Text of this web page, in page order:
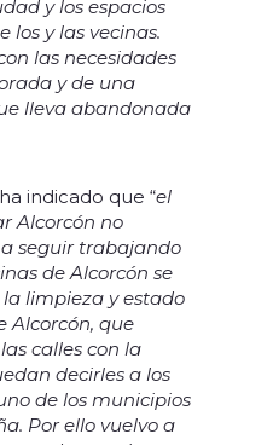
y los espacios
los y las vecinas.
las necesidades
y de una
lleva abandonada
indicado que “el
Alcorcón no
seguir trabajando
de Alcorcón se
limpieza y estado
Alcorcón, que
calles con la
decirles a los
de los municipios
Por ello vuelvo a